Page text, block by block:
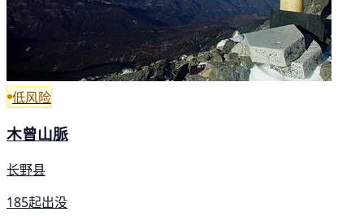
低风险
木曾山脈
长野县
185起出没